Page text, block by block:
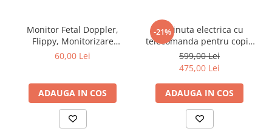
Monitor Fetal Doppler,
Flippy, Monitorizare
Sarcina, Ritm Cardiac,
Portabil, din ABS, 12.8 x 9.6
x 3 cm, Utilizare de la 9
Saptamani, Roz
60,00 Lei
ADAUGA IN COS
-21%
Masinuta electrica cu
telecomanda pentru copii,
Flippy, roti spate rotire 360,
curea siguranta, baloane de
sapun, lumini si sunete,
self control si prin
telecomanda, cu pedale de
acceleratie si frana,
599,00 Lei
475,00 Lei
ADAUGA IN COS